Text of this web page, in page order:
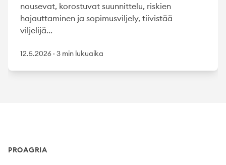
nousevat, korostuvat suunnittelu, riskien
hajauttaminen ja sopimusviljely, tiivistää
viljelijä...
12.5.2026 · 3 min lukuaika
PROAGRIA